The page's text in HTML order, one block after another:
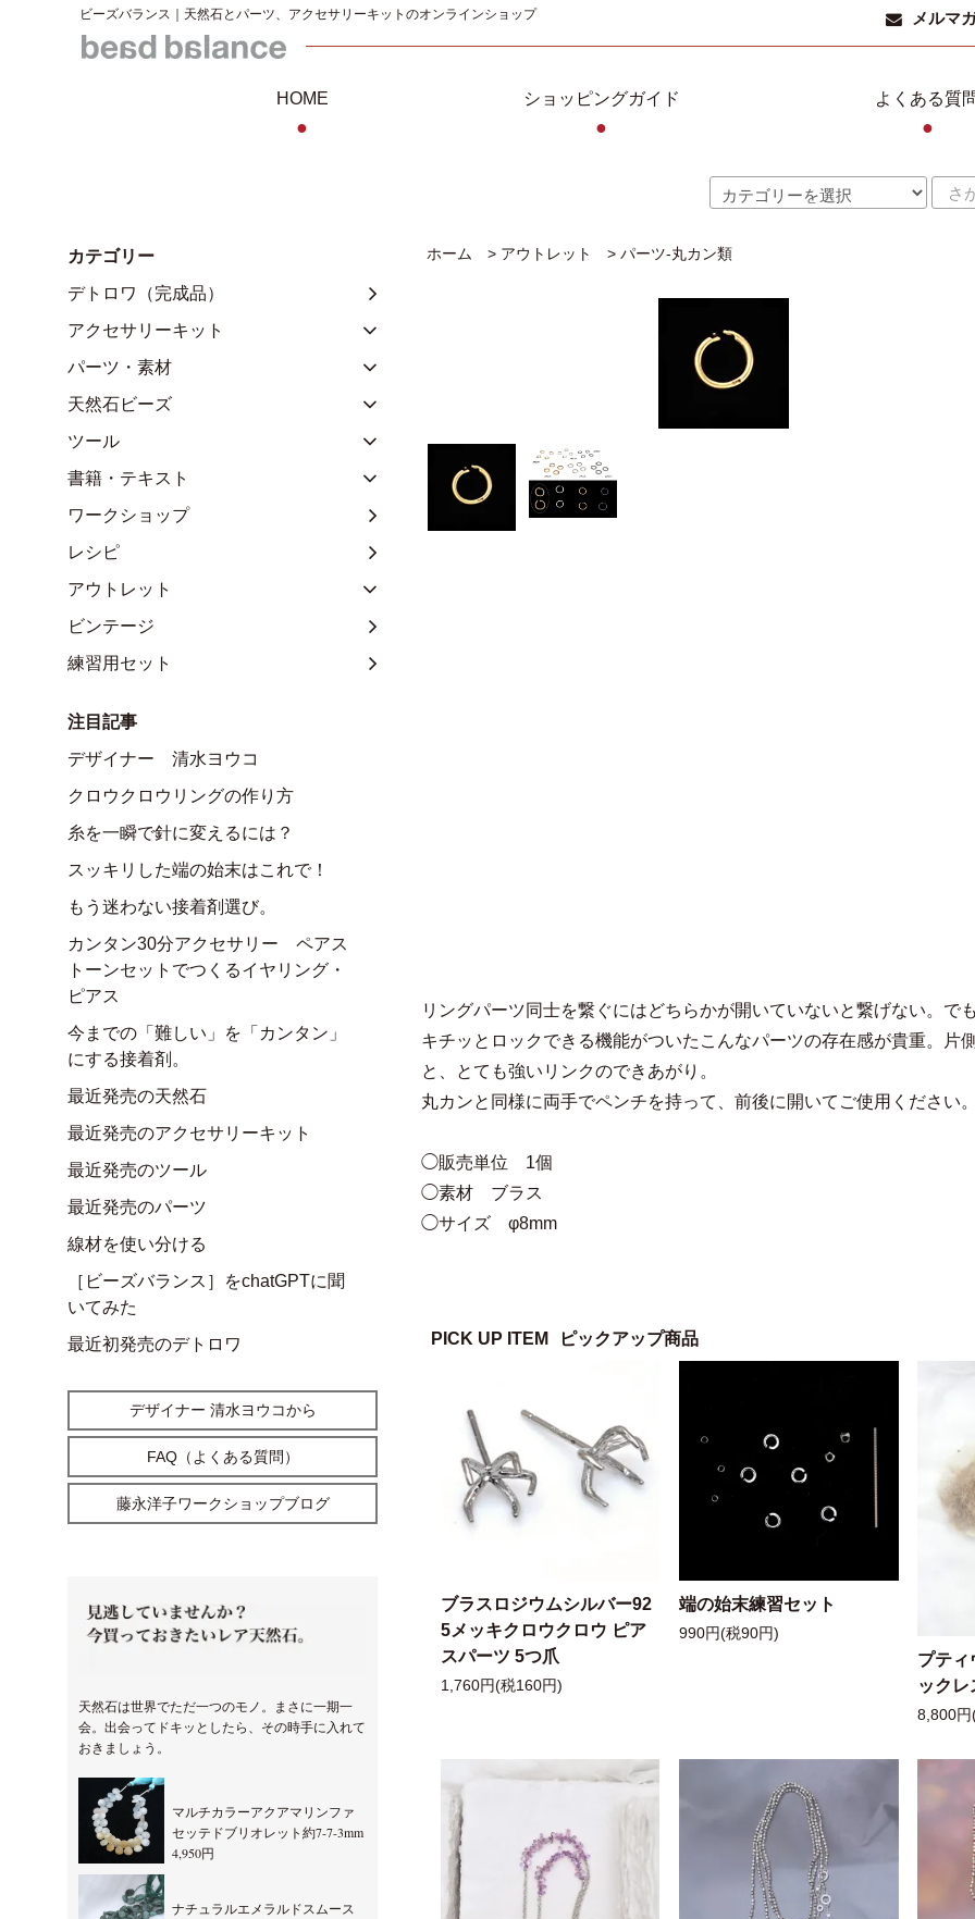
ビーズバランス｜天然石とパーツ、アクセサリーキットのオンラインショップ メルマ
HOME
●
ショッピングガイド
●
よくある質
●
ホーム > アウトレット > パーツ-丸カン類
リングパーツ同士を繋ぐにはどちらかが開いていないと繋げない。
キチッとロックできる機能がついたこんなパーツの存在感が貴重。片
と、とても強いリンクのできあがり。
丸カンと同様に両手でペンチを持って、前後に開いてご使用ください
◯販売単位 1個
◯素材 ブラス
◯サイズ φ8mm
PICK UP ITEM ピックアップ商品
ブラスロジウムシルバー92
5メッキクロウクロウ ピア
スパーツ 5つ爪
1,760円(税160円)
端の始末練習セット
990円(税90円)
プティ
ックレ
8,800
カテゴリー
デトロワ（完成品）
アクセサリーキット
パーツ・素材
天然石ビーズ
ツール
書籍・テキスト
ワークショップ
レシピ
アウトレット
ビンテージ
練習用セット
注目記事
デザイナー 清水ヨウコ
クロウクロウリングの作り方
糸を一瞬で針に変えるには？
スッキリした端の始末はこれで！
もう迷わない接着剤選び。
カンタン30分アクセサリー ペアス
トーンセットでつくるイヤリング・
ピアス
今までの「難しい」を「カンタン」
にする接着剤。
最近発売の天然石
最近発売のアクセサリーキット
最近発売のツール
最近発売のパーツ
線材を使い分ける
［ビーズバランス］をchatGPTに聞
いてみた
最近初発売のデトロワ
デザイナー 清水ヨウコから
FAQ（よくある質問）
藤永洋子ワークショップブログ
天然石は世界でただ一つのモノ。まさに一期一
会。出会ってドキッとしたら、その時手に入れて
おきましょう。
マルチカラーアクアマリンファ
セッテドブリオレット約7-7-3mm
4,950円
ナチュラルエメラルドスムース